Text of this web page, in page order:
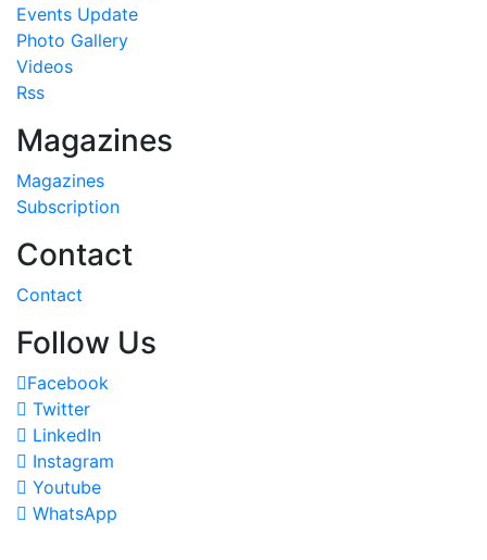
Events Update
Photo Gallery
Videos
Rss
Magazines
Magazines
Subscription
Contact
Contact
Follow Us
Facebook
Twitter
LinkedIn
Instagram
Youtube
WhatsApp